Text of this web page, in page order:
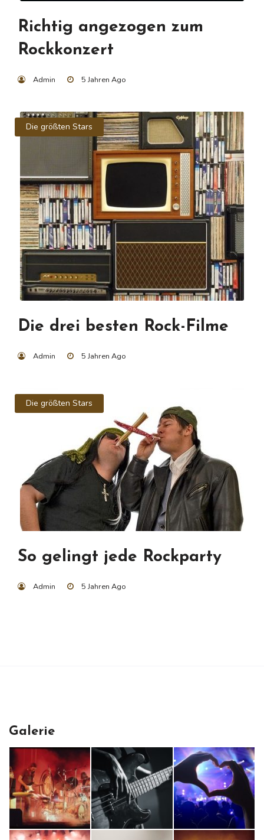
Richtig angezogen zum
Rockkonzert
Admin 5 Jahren Ago
Die größten Stars
Die drei besten Rock-Filme
Admin 5 Jahren Ago
Die größten Stars
So gelingt jede Rockparty
Admin 5 Jahren Ago
Galerie